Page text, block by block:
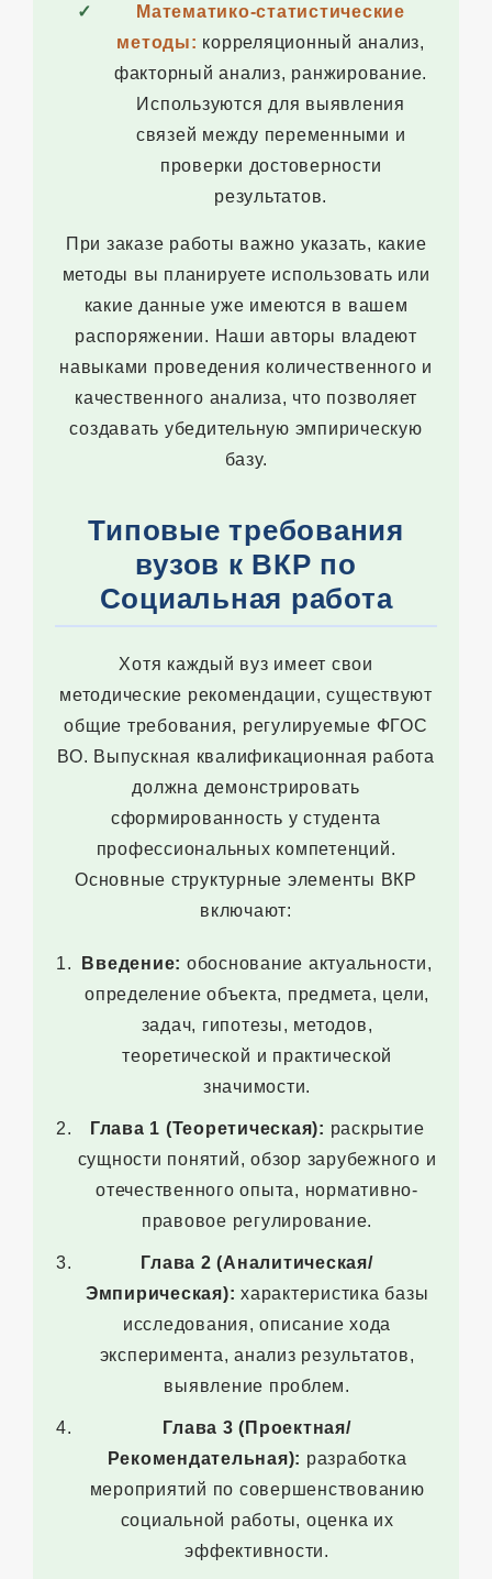
Математико-статистические
методы: корреляционный анализ,
факторный анализ, ранжирование.
Используются для выявления
связей между переменными и
проверки достоверности
результатов.
При заказе работы важно указать, какие
методы вы планируете использовать или
какие данные уже имеются в вашем
распоряжении. Наши авторы владеют
навыками проведения количественного и
качественного анализа, что позволяет
создавать убедительную эмпирическую
базу.
Типовые требования
вузов к ВКР по
Социальная работа
Хотя каждый вуз имеет свои
методические рекомендации, существуют
общие требования, регулируемые ФГОС
ВО. Выпускная квалификационная работа
должна демонстрировать
сформированность у студента
профессиональных компетенций.
Основные структурные элементы ВКР
включают:
Введение: обоснование актуальности,
определение объекта, предмета, цели,
задач, гипотезы, методов,
теоретической и практической
значимости.
Глава 1 (Теоретическая): раскрытие
сущности понятий, обзор зарубежного и
отечественного опыта, нормативно-
правовое регулирование.
Глава 2 (Аналитическая/
Эмпирическая): характеристика базы
исследования, описание хода
эксперимента, анализ результатов,
выявление проблем.
Глава 3 (Проектная/
Рекомендательная): разработка
мероприятий по совершенствованию
социальной работы, оценка их
эффективности.